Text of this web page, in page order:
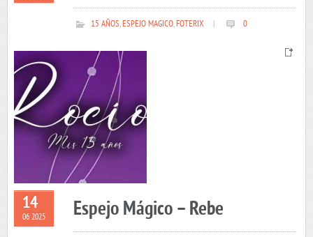
15 AÑOS,ESPEJO MAGICO,FOTERIX 0
14
06 2025 Espejo Mágico – Rebe